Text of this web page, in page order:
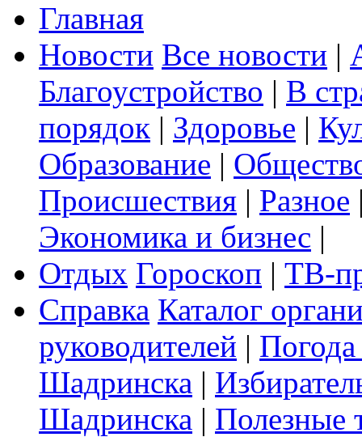
Главная
Новости Все новости |
Благоустройство | В
порядок | Здоровье |
Образование |
Происшествия | Разное
Экономика и бизнес |
Отдых Гороскоп | ТВ-
Справка Каталог
руководителей |
Шадринска |
Шадринска | Полезные